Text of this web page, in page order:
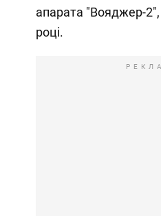
апарата "Вояджер-
році.